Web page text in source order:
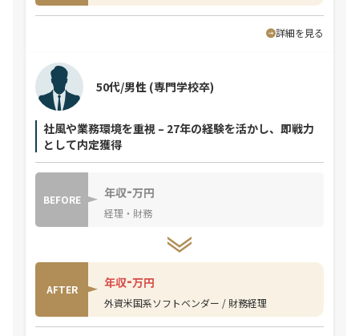
詳細を見る
社風や業務環境を重視 – 27年の経験を活かし、即戦力
として内定獲得
50代/男性 (専門学校卒)
BEFORE 年収-万円
経理・財務
AFTER 年収-万円
外資米国系ソフトベンダー / 財務経理